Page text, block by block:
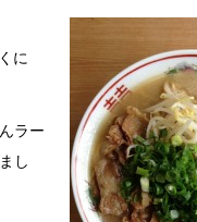
に
ラー
し